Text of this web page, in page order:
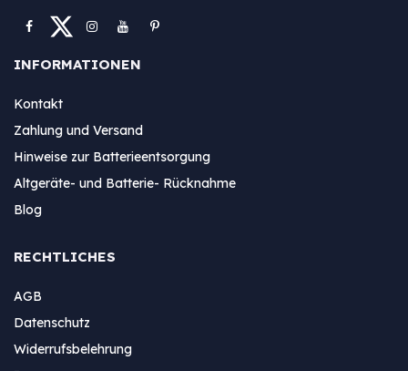
INFORMATIONEN
Kontakt
Zahlung und Versand
Hinweise zur Batterieentsorgung
Altgeräte- und Batterie- Rücknahme
Blog
RECHTLICHES
AGB
Datenschutz
Widerrufsbelehrung